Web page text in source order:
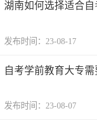
湖南如何选择适合自
发布时间：23-08-17
自考学前教育大专需
发布时间：23-08-07